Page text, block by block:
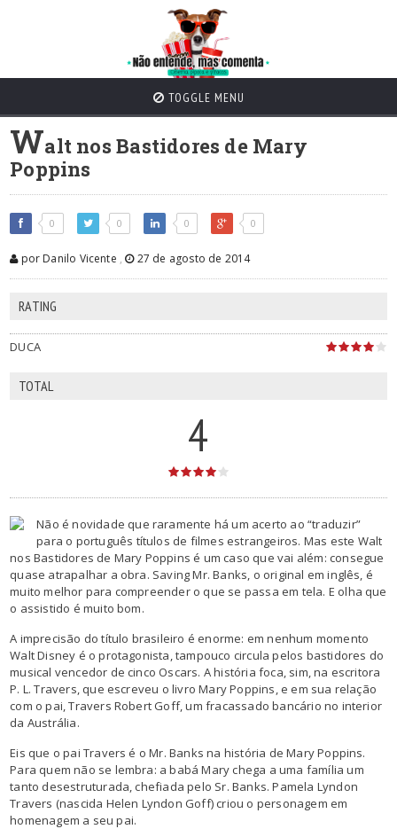
TOGGLE MENU
Walt nos Bastidores de Mary
Poppins
0 0 0 0
por Danilo Vicente , 27 de agosto de 2014
RATING
DUCA
TOTAL
4
Não é novidade que raramente há um acerto ao “traduzir”
para o português títulos de filmes estrangeiros. Mas este Walt
nos Bastidores de Mary Poppins é um caso que vai além: consegue
quase atrapalhar a obra. Saving Mr. Banks, o original em inglês, é
muito melhor para compreender o que se passa em tela. E olha que
o assistido é muito bom.
A imprecisão do título brasileiro é enorme: em nenhum momento
Walt Disney é o protagonista, tampouco circula pelos bastidores do
musical vencedor de cinco Oscars. A história foca, sim, na escritora
P. L. Travers, que escreveu o livro Mary Poppins, e em sua relação
com o pai, Travers Robert Goff, um fracassado bancário no interior
da Austrália.
Eis que o pai Travers é o Mr. Banks na história de Mary Poppins.
Para quem não se lembra: a babá Mary chega a uma família um
tanto desestruturada, chefiada pelo Sr. Banks. Pamela Lyndon
Travers (nascida Helen Lyndon Goff) criou o personagem em
homenagem a seu pai.